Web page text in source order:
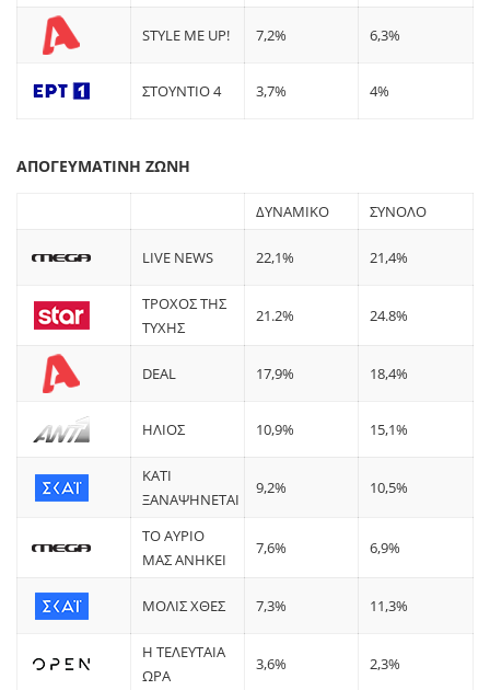
STYLE ME UP! 7,2% 6,3%
ΣΤΟΥΝΤΙΟ 4 3,7% 4%
ΑΠΟΓΕΥΜΑΤΙΝΗ ΖΩΝΗ
ΔΥΝΑΜΙΚΟ ΣΥΝΟΛΟ
LIVE NEWS 22,1% 21,4%
ΤΡΟΧΟΣ ΤΗΣ
ΤΥΧΗΣ
21.2% 24.8%
DEAL 17,9% 18,4%
ΗΛΙΟΣ 10,9% 15,1%
ΚΑΤΙ
ΞΑΝΑΨΗΝΕΤΑΙ
9,2% 10,5%
ΤΟ ΑΥΡΙΟ
ΜΑΣ ΑΝΗΚΕΙ
7,6% 6,9%
ΜΟΛΙΣ ΧΘΕΣ 7,3% 11,3%
Η ΤΕΛΕΥΤΑΙΑ
ΩΡΑ
3,6% 2,3%